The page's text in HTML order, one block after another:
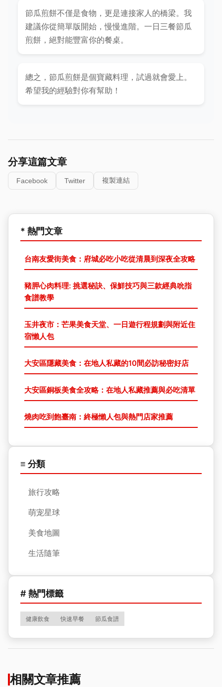
節瓜煎餅不僅是食物，更是連接家人的橋梁。我
建議你從簡單版開始，慢慢進階。一日三餐節瓜
煎餅，絕對能豐富你的餐桌。
總之，節瓜煎餅是個寶藏料理，試過就會愛上。
希望我的經驗對你有幫助！
分享這篇文章
Facebook Twitter 複製連結
* 熱門文章
台南友愛街美食：府城必吃小吃從清晨到深夜全攻略
豬胛心肉料理: 挑選秘訣、保鮮技巧與三款經典吮指
食譜教學
玉井夜市：芒果美食天堂、一日遊行程規劃與附近住
宿懶人包
大安區隱藏美食：在地人私藏的10間必訪秘密好店
大安區銅板美食全攻略：在地人私藏推薦與必吃清單
燒肉吃到飽臺南：終極懶人包與熱門店家推薦
≡ 分類
旅行攻略
萌宠星球
美食地圖
生活隨筆
# 熱門標籤
健康飲食 快速早餐 節瓜食譜
相關文章推薦